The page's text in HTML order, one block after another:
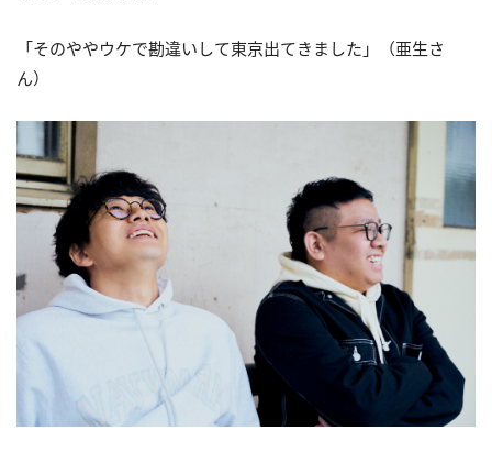
「そのややウケで勘違いして東京出てきました」（亜生さ
ん）